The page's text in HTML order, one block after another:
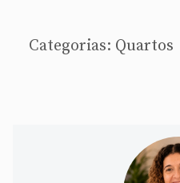
Categorias: Quartos